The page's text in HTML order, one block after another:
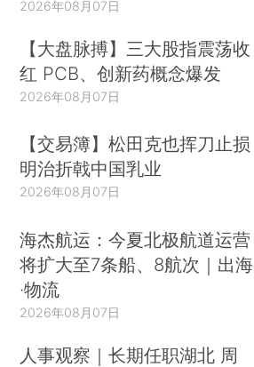
2026年08月07日
【大盘脉搏】三大股指震荡收
红 PCB、创新药概念爆发
2026年08月07日
【交易簿】松田克也挥刀止损
明治折戟中国乳业
2026年08月07日
海杰航运：今夏北极航道运营
将扩大至7条船、8航次｜出海
·物流
2026年08月07日
人事观察｜长期任职湖北 周